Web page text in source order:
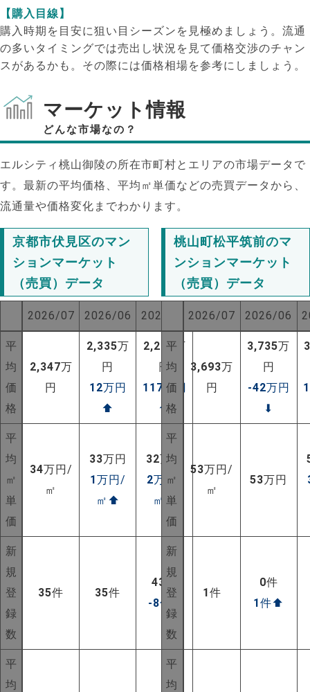
NEW!
【購入目線】
購入時期を目安に狙い目シーズンを見極めましょう。流通
の多いタイミングでは売出し状況を見て価格交渉のチャン
スがあるかも。その際には価格相場を参考にしましょう。
マーケット情報
どんな市場なの？
エルシティ桃山御陵の所在市町村とエリアの市場データで
す。最新の平均価格、平均㎡単価などの売買データから、
流通量や価格変化までわかります。
京都市伏見区のマン
ションマーケット
（売買）データ
2026/07 2026/06 2025/07
平
均
価
格
2,347万
円
2,335万
円
12万円
⬆
2,230万
円
117 万円
⬆
平
均
㎡
単
価
34万円/
㎡
33万円
1万円/
㎡ ⬆
32万円
2万円/
㎡ ⬆
新
規
登
録
数
35件 35件
43
件
-8件
平
均
桃山町松平筑前のマ
ンションマーケット
（売買）データ
2026/07 2026/06
平
均
価
格
3,693万
円
3,735万
円
-42万円
⬇
平
均
㎡
単
価
53万円/
㎡
53万円
新
規
登
録
数
1件
0件
1件⬆
平
均